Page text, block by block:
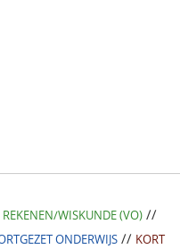
REKENEN/WISKUNDE (VO) //
ONDERWIJS // KORT